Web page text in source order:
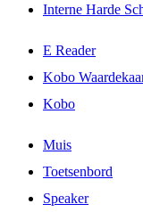
Interne Harde
E Reader
Kobo
Kobo
Muis
Toetsenbord
Speaker